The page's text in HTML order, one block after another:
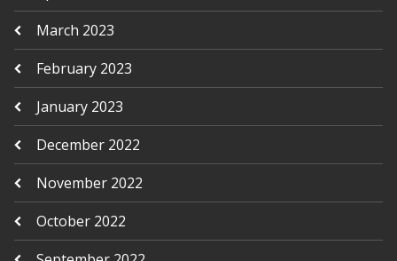
March 2023
February 2023
January 2023
December 2022
November 2022
October 2022